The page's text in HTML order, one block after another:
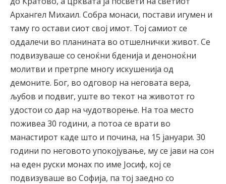
Архангел Михаил. Собра монаси, постави игумен и
таму го остави сиот свој имот. Тој самиот се
оддалечи во планината во отшелнички живот. Се
подвизуваше со сеноќни бденија и деноноќни
молитви и претрпе многу искушенија од
демоните. Бог, во одговор на неговата вера,
љубов и подвиг, уште во текот на животот го
удостои со дар на чудотворење. На тоа место
поживеа 30 години, а потоа се врати во
манастирот каде што и почина, на 15 јануари. 30
години по неговото упокојување, му се јави на сон
на еден руски монах по име Јосиф, кој се
подвизуваше во Софија, па тој заедно со